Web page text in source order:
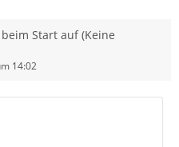
Start auf (Keine
14:02